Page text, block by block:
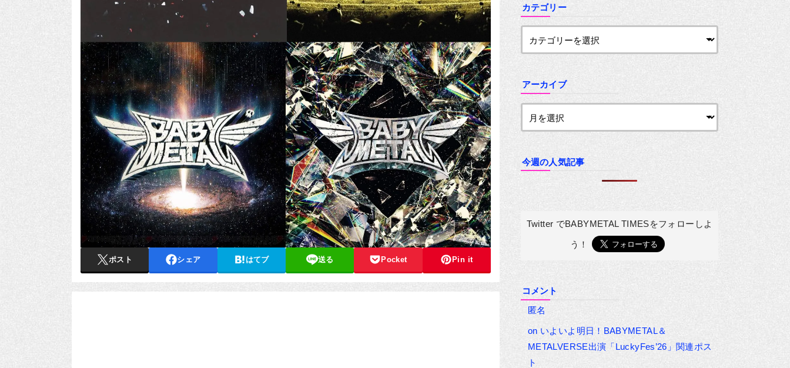
ポスト シェア はてブ 送る Pocket Pin it
カテゴリー
アーカイブ
今週の人気記事
Twitter でBABYMETAL TIMESをフォローしよ
う！
コメント
匿名
on いよいよ明日！BABYMETAL＆
METALVERSE出演「LuckyFes’26」関連ポス
ト